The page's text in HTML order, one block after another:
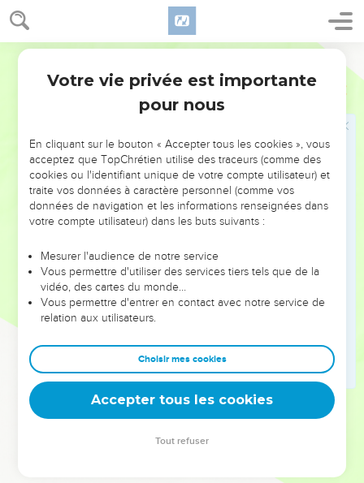
Exode 28
Quelques directions relatives à l'installation des
sacrificateurs.
Tu les oindras
30.22-33
, littéralement :Tu leur rempliras la main
expliquée parLévitique 8.27 : c'est donner à quelqu'un le
droit de présenter l'offrande.
Des caleçons. Voir à20.26 . Ce vêtement s'interposait
entre la partie du corps qu'il couvrait et la sainteté de autel ;
il rappelait ainsi au serviteur de Dieu le sentiment de pudeur
qui doit le pénétrer en présence de Dieu.
Le Lieu saintest probablement pris ici dans le sens
général, dans lequel il désigne avec le Tabernacle le parvis
qui l'entoure.
De peur qu'ils ne meurent: il ne s'agit pas d'une punition par
jugement humain, mais d'un châtiment divin.
Votre vie privée est importante
pour nous
En cliquant sur le bouton « Accepter tous les cookies », vous
acceptez que TopChrétien utilise des traceurs (comme des
cookies ou l'identifiant unique de votre compte utilisateur) et
traite vos données à caractère personnel (comme vos
données de navigation et les informations renseignées dans
votre compte utilisateur) dans les buts suivants :
Mesurer l'audience de notre service
Vous permettre d'utiliser des services tiers tels que de la
vidéo, des cartes du monde…
Vous permettre d'entrer en contact avec notre service de
relation aux utilisateurs.
Choisir mes cookies
Accepter tous les cookies
Tout refuser